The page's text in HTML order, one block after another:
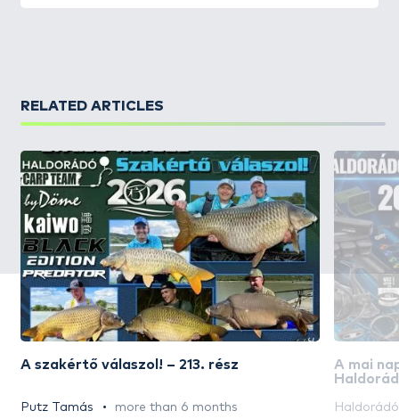
RELATED ARTICLES
A szakértő válaszol! – 213. rész
Putz Tamás more than 6 months
A mai